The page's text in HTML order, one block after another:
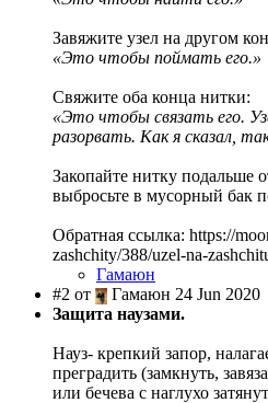
Завяжите узел на другом
«Это чтобы поймать его.»
Свяжите оба конца нитки:
«Это чтобы связать его.
разорвать. Как я сказал,
Закопайте нитку подальше
выбросьте в мусорный бак
Обратная ссылка: https://
zashchity/388/uzel-na-
Гамаюн
#2 от
Гамаюн 24 Jun 2020
Защита наузами.
Науз- крепкий запор,
преградить (замкнуть,
или бечева с наглухо